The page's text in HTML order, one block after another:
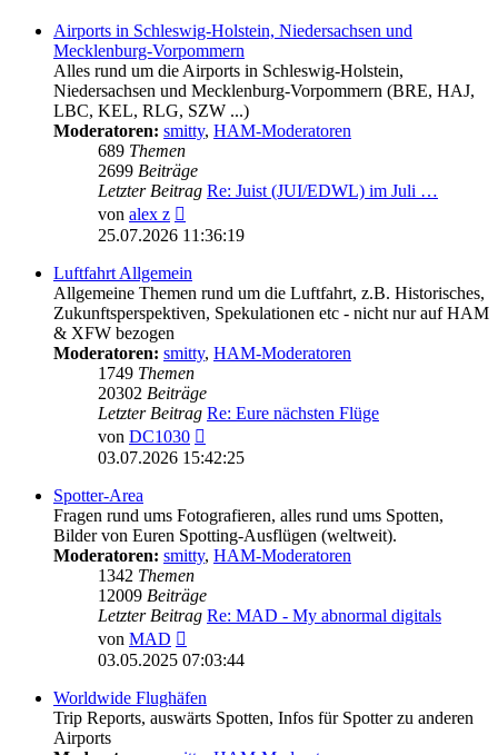
Airports in Schleswig-Holstein, Niedersachsen und
Mecklenburg-Vorpommern
Alles rund um die Airports in Schleswig-Holstein,
Niedersachsen und Mecklenburg-Vorpommern (BRE, HAJ,
LBC, KEL, RLG, SZW ...)
Moderatoren: smitty, HAM-Moderatoren
689 Themen
2699 Beiträge
Letzter Beitrag Re: Juist (JUI/EDWL) im Juli …
von alex z
Beitrag
25.07.2026 11:36:19
Luftfahrt Allgemein
Allgemeine Themen rund um die Luftfahrt, z.B. Historisches,
Zukunftsperspektiven, Spekulationen etc - nicht nur auf HAM
& XFW bezogen
Moderatoren: smitty, HAM-Moderatoren
1749 Themen
20302 Beiträge
Letzter Beitrag Re: Eure nächsten Flüge
von DC1030
Beitrag
03.07.2026 15:42:25
Spotter-Area
Fragen rund ums Fotografieren, alles rund ums Spotten,
Bilder von Euren Spotting-Ausflügen (weltweit).
Moderatoren: smitty, HAM-Moderatoren
1342 Themen
12009 Beiträge
Letzter Beitrag Re: MAD - My abnormal digitals
von MAD
Beitrag
03.05.2025 07:03:44
Worldwide Flughäfen
Trip Reports, auswärts Spotten, Infos für Spotter zu anderen
Airports